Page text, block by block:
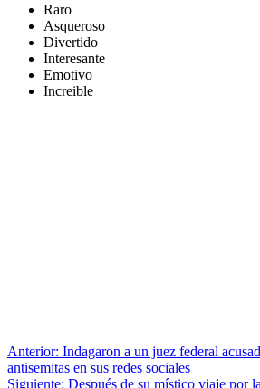
Raro
Asqueroso
Divertido
Interesante
Emotivo
Increible
Anterior: Indagaron a un juez federal
antisemitas en sus redes sociales
Siguiente: Después de su místico viaje por